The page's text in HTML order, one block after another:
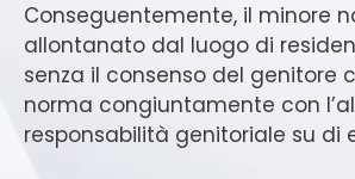
Conseguentemente, il minore
allontanato dal luogo di
senza il consenso del genitore
norma congiuntamente con
responsabilità genitoriale su di